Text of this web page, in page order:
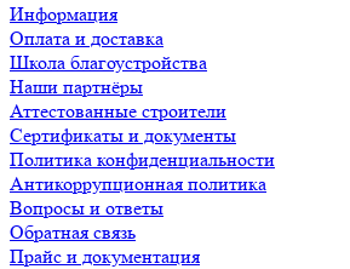
Информация
Оплата и доставка
Школа благоустройства
Наши партнёры
Аттестованные строители
Сертификаты и документы
Политика конфиденциальности
Антикоррупционная политика
Вопросы и ответы
Обратная связь
Прайс и документация